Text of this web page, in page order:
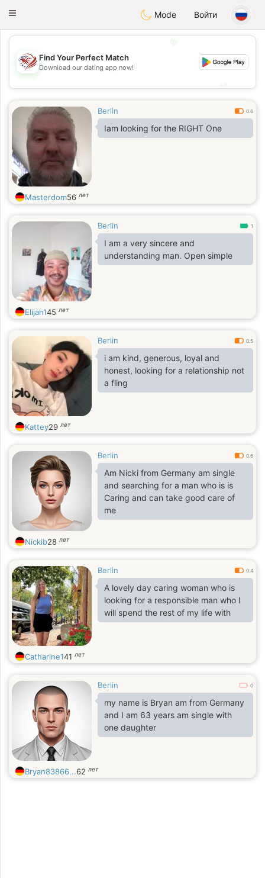
Dating
Toggle
Mode Войти
💖
💕
Find Your Perfect Match
Download our dating app now!
Berlin 0.6
Iam looking for the RIGHT One
Masterdom56 лет
Berlin 1
I am a very sincere and
understanding man. Open simple
Elijah145 лет
Berlin 0.5
i am kind, generous, loyal and
honest, looking for a relationship not
a fling
Kattey29 лет
Berlin 0.6
Am Nicki from Germany am single
and searching for a man who is is
Caring and can take good care of
me
Nickib28 лет
Berlin 0.4
A lovely day caring woman who is
looking for a responsible man who I
will spend the rest of my life with
Catharine141 лет
Berlin 0
my name is Bryan am from Germany
and I am 63 years am single with
one daughter
Bryan83866...62 лет